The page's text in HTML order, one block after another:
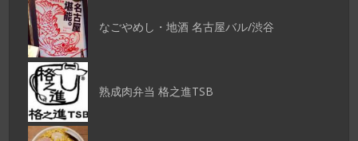
なごやめし・地酒 名古屋バル/渋谷
熟成肉弁当 格之進TSB